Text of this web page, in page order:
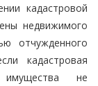
кадастровой
недвижимого
отчужденного
кадастровая
не